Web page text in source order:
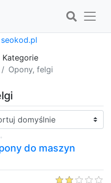
Kategorie
Opony, felgi
do maszyn